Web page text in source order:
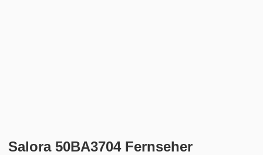
Salora 50BA3704 Fernseher